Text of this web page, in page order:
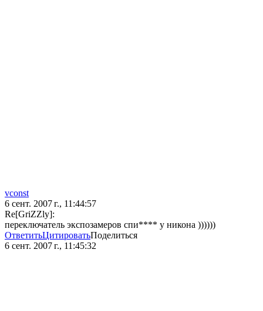
vconst
6 сент. 2007 г., 11:44:57
Re[GriZZly]:
переключатель экспозамеров спи**** у никона ))))))
ОтветитьЦитироватьПоделиться
6 сент. 2007 г., 11:45:32